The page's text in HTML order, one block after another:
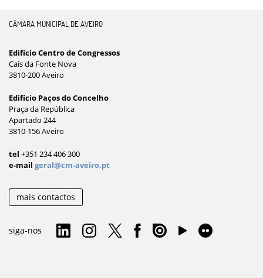
CÂMARA MUNICIPAL DE AVEIRO
Edifício Centro de Congressos
Cais da Fonte Nova
3810-200 Aveiro
Edifício Paços do Concelho
Praça da República
Apartado 244
3810-156 Aveiro
tel +351 234 406 300
e-mail geral@cm-aveiro.pt
mais contactos
siga-nos